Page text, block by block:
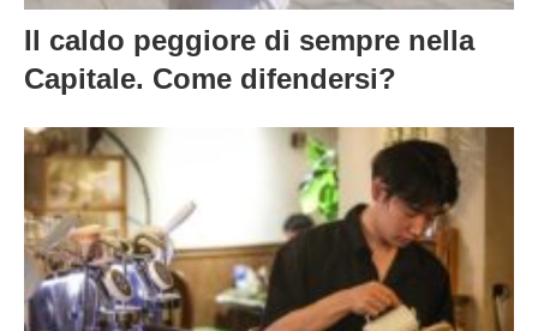
Capitale. Come difendersi?